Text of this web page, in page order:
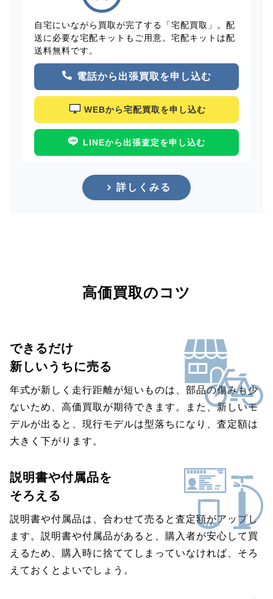
自宅にいながら買取が完了する「宅配買取」。配
送に必要な宅配キットもご用意。宅配キットは配
送料無料です。
電話から出張買取を申し込む
WEBから宅配買取を申し込む
LINEから出張査定を申し込む
詳しくみる
高価買取のコツ
できるだけ
新しいうちに売る
年式が新しく走行距離が短いものは、部品の傷みも少
ないため、高価買取が期待できます。また、新しいモ
デルが出ると、現行モデルは型落ちになり、査定額は
大きく下がります。
説明書や付属品を
そろえる
説明書や付属品は、合わせて売ると査定額がアップし
ます。説明書や付属品があると、購入者が安心して買
えるため、購入時に捨ててしまっていなければ、そろ
えておくとよいでしょう。